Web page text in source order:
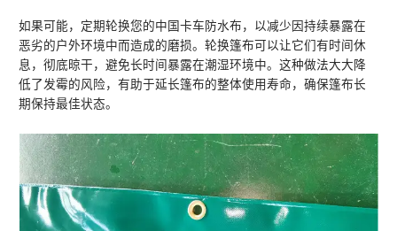
如果可能，定期轮换您的中国卡车防水布，以减少因持续暴露在
恶劣的户外环境中而造成的磨损。轮换篷布可以让它们有时间休
息，彻底晾干，避免长时间暴露在潮湿环境中。这种做法大大降
低了发霉的风险，有助于延长篷布的整体使用寿命，确保篷布长
期保持最佳状态。